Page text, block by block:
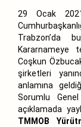
29 Ocak
Trabzon’da
Kararnameye
Coşkun
şirketleri
anlamına
Sorumlu
açıklamada
TMMOB